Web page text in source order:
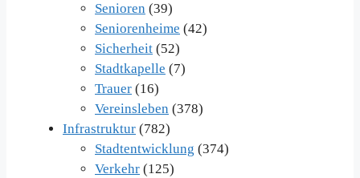
Senioren (39)
Seniorenheime (42)
Sicherheit (52)
Stadtkapelle (7)
Trauer (16)
Vereinsleben (378)
Infrastruktur (782)
Stadtentwicklung (374)
Verkehr (125)